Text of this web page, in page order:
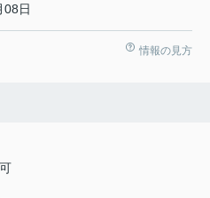
08日
情報の見方